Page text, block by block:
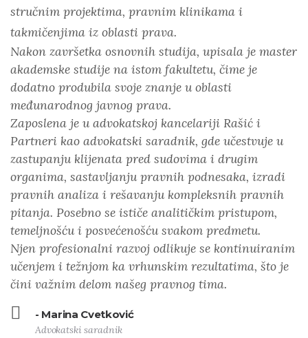
stručnim projektima, pravnim klinikama i
takmičenjima iz oblasti prava.
Nakon završetka osnovnih studija, upisala je master
akademske studije na istom fakultetu, čime je
dodatno produbila svoje znanje u oblasti
međunarodnog javnog prava.
Zaposlena je u advokatskoj kancelariji Rašić i
Partneri kao advokatski saradnik, gde učestvuje u
zastupanju klijenata pred sudovima i drugim
organima, sastavljanju pravnih podnesaka, izradi
pravnih analiza i rešavanju kompleksnih pravnih
pitanja. Posebno se ističe analitičkim pristupom,
temeljnošću i posvećenošću svakom predmetu.
Njen profesionalni razvoj odlikuje se kontinuiranim
učenjem i težnjom ka vrhunskim rezultatima, što je
čini važnim delom našeg pravnog tima.
- Marina Cvetković
Advokatski saradnik